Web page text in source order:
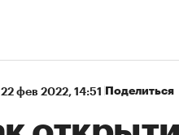
22 фев 2022, 14:51 Поделиться